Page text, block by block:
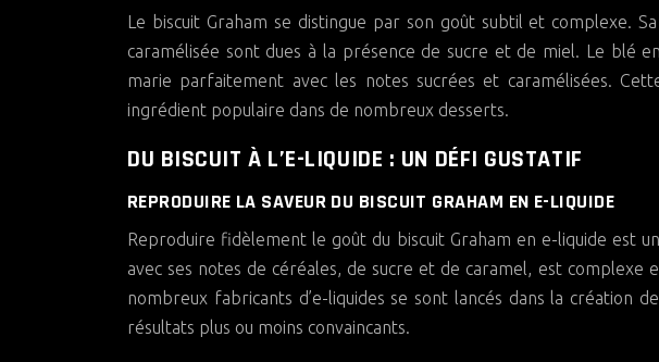
Le biscuit Graham se distingue par son goût subtil et complexe.
caramélisée sont dues à la présence de sucre et de miel. Le blé
marie parfaitement avec les notes sucrées et caramélisées.
ingrédient populaire dans de nombreux desserts.
DU BISCUIT À L’E-LIQUIDE : UN DÉFI GUSTATIF
REPRODUIRE LA SAVEUR DU BISCUIT GRAHAM EN E-LIQUIDE
Reproduire fidèlement le goût du biscuit Graham en e-liquide est
avec ses notes de céréales, de sucre et de caramel, est complexe
nombreux fabricants d’e-liquides se sont lancés dans la création
résultats plus ou moins convaincants.